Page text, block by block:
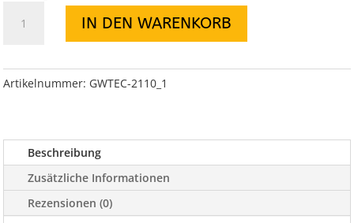
Höherlegung
+70mm,
IN DEN WARENKORB
Artikelnummer: GWTEC-2110_1
Beschreibung
Zusätzliche Informationen
Rezensionen (0)